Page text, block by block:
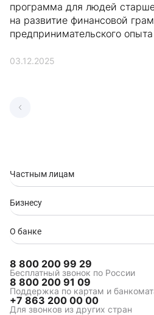
программа для людей
на развитие финансовой
предпринимательского
03.12.2025
Частным лицам
Бизнесу
О банке
8 800 200 99 29
Бесплатный звонок по России
8 800 200 91 09
Поддержка по картам и
+7 863 200 00 00
Для звонков из других стран